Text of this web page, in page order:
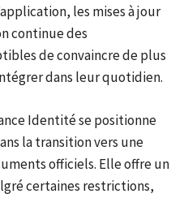
les mises à jour
continue des
de convaincre de plus
dans leur quotidien.
Identité se positionne
la transition vers une
officiels. Elle offre un
certaines restrictions,